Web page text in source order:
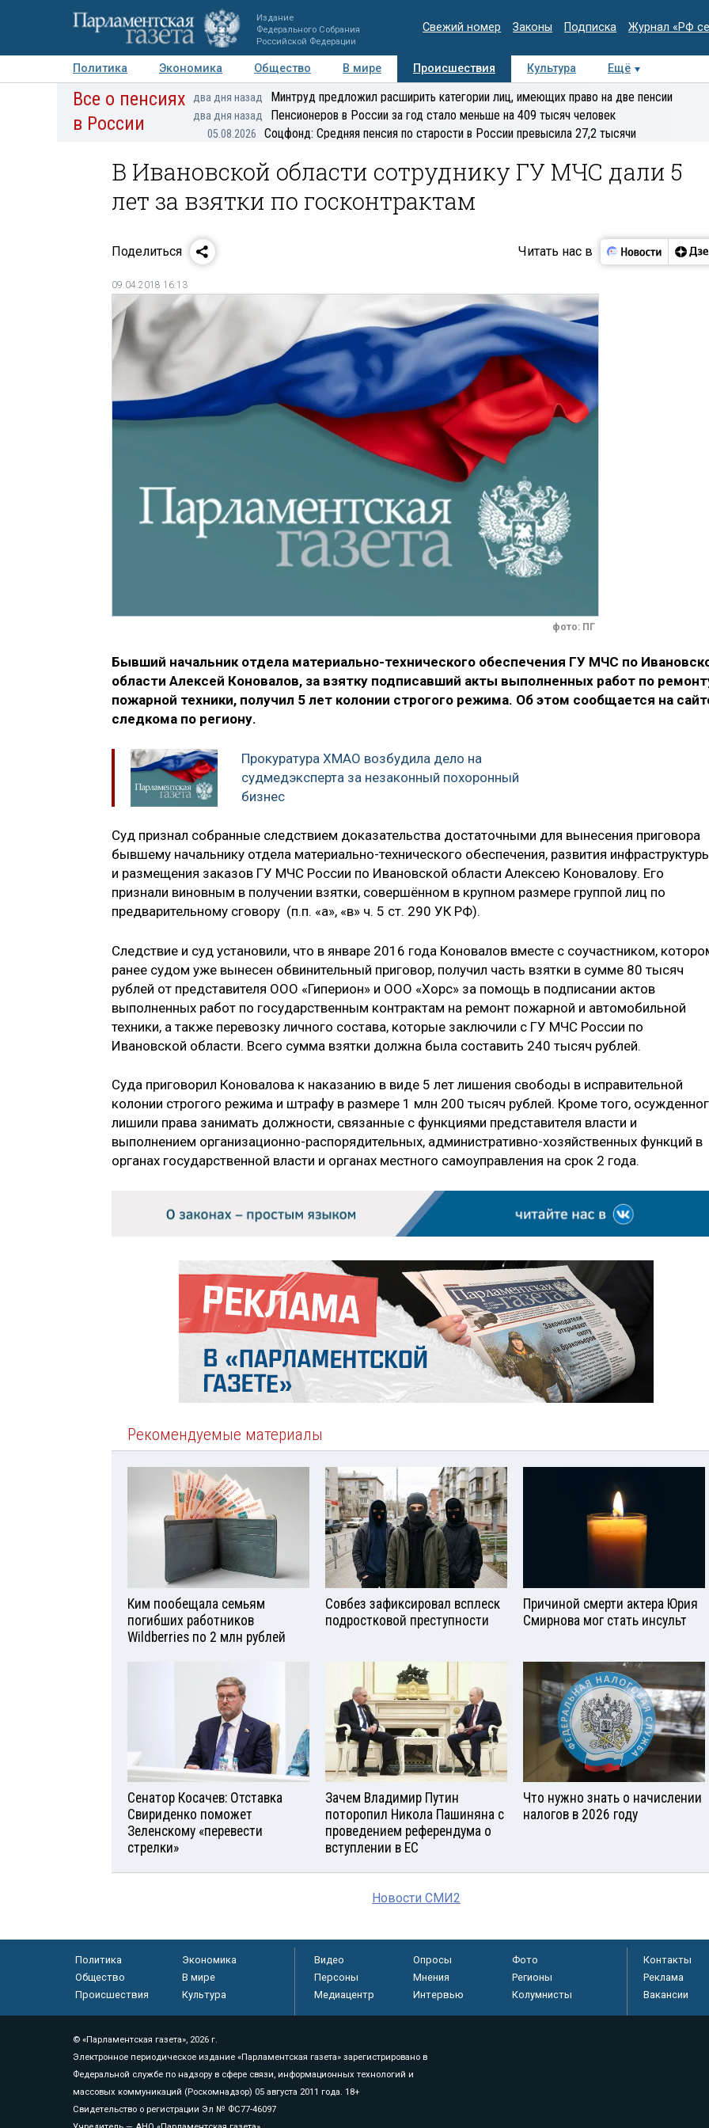
Издание
Федерального Собрания
Российской Федерации
Свежий номер Законы Подписка Журнал «РФ
Политика Экономика Общество В мире Происшествия Культура
Ещё
Авторы Персоны Мнения Регионы Медиацентр Интервью Колумнисты
Все о пенсиях
в России
два дня назад Минтруд предложил расширить категории лиц, имеющих право на две пенсии
два дня назад Пенсионеров в России за год стало меньше на 409 тысяч человек
05.08.2026 Соцфонд: Средняя пенсия по старости в России превысила 27,2 тысячи
В Ивановской области сотруднику ГУ МЧС дали 5
лет за взятки по госконтрактам
Поделиться Читать нас в
09.04.2018 16:13
фото: ПГ
Бывший начальник отдела материально-технического обеспечения ГУ МЧС по
области Алексей Коновалов, за взятку подписавший акты выполненных работ по
пожарной техники, получил 5 лет колонии строгого режима. Об этом сообщается на
следкома по региону.
Прокуратура ХМАО возбудила дело на
судмедэксперта за незаконный похоронный
бизнес
Суд признал собранные следствием доказательства достаточными для вынесения приговора
бывшему начальнику отдела материально-технического обеспечения, развития
и размещения заказов ГУ МЧС России по Ивановской области Алексею Коновалову. Его
признали виновным в получении взятки, совершённом в крупном размере группой лиц по
предварительному сговору (п.п. «а», «в» ч. 5 ст. 290 УК РФ).
Следствие и суд установили, что в январе 2016 года Коновалов вместе с соучастником,
ранее судом уже вынесен обвинительный приговор, получил часть взятки в сумме 80 тысяч
рублей от представителя ООО «Гиперион» и ООО «Хорс» за помощь в подписании актов
выполненных работ по государственным контрактам на ремонт пожарной и автомобильной
техники, а также перевозку личного состава, которые заключили с ГУ МЧС России по
Ивановской области. Всего сумма взятки должна была составить 240 тысяч рублей.
Суда приговорил Коновалова к наказанию в виде 5 лет лишения свободы в исправительной
колонии строгого режима и штрафу в размере 1 млн 200 тысяч рублей. Кроме того,
лишили права занимать должности, связанные с функциями представителя власти и
выполнением организационно-распорядительных, административно-хозяйственных функций в
органах государственной власти и органах местного самоуправления на срок 2 года.
Рекомендуемые материалы
Ким пообещала семьям
погибших работников
Wildberries по 2 млн рублей
Совбез зафиксировал всплеск
подростковой преступности
Причиной смерти актера Юрия
Смирнова мог стать инсульт
Сенатор Косачев: Отставка
Свириденко поможет
Зеленскому «перевести
стрелки»
Зачем Владимир Путин
поторопил Никола Пашиняна с
проведением референдума о
вступлении в ЕС
Что нужно знать о начислении
налогов в 2026 году
Новости СМИ2
Политика
Экономика
Общество
В мире
Происшествия
Культура
Видео Опросы
Фото
Персоны
Мнения
Регионы
Медиацентр
Интервью Колумнисты
Контакты
Реклама
Вакансии
© «Парламентская газета», 2026 г.
Электронное периодическое издание «Парламентская газета» зарегистрировано в
Федеральной службе по надзору в сфере связи, информационных технологий и
массовых коммуникаций (Роскомнадзор) 05 августа 2011 года. 18+
Свидетельство о регистрации Эл № ФС77-46097